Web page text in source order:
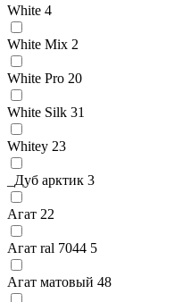
White 4
White Mix 2
White Pro 20
White Silk 31
Whitey 23
_Дуб арктик 3
Агат 22
Агат ral 7044 5
Агат матовый 48